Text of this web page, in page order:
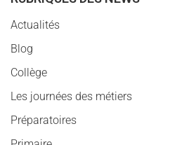
Actualités
Blog
Collège
Les journées des métiers
Préparatoires